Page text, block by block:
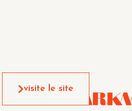
visite le site